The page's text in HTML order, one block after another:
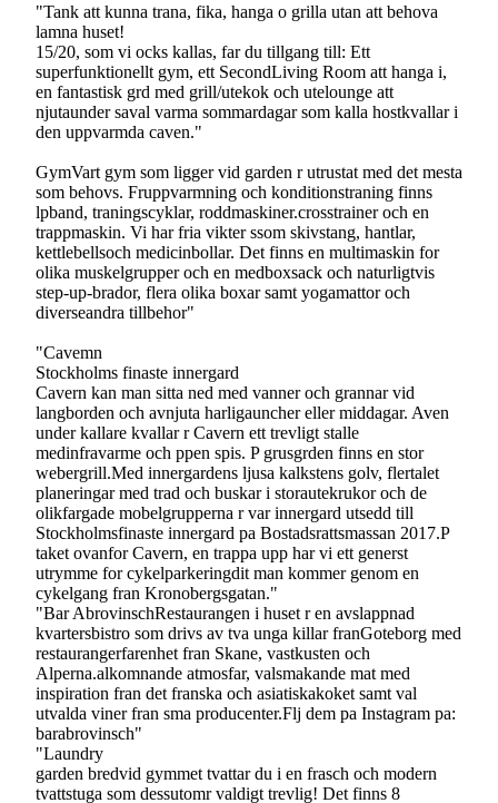
"Tank att kunna trana, fika, hanga o grilla utan att behova
lamna huset!
15/20, som vi ocks kallas, far du tillgang till: Ett
superfunktionellt gym, ett SecondLiving Room att hanga i,
en fantastisk grd med grill/utekok och utelounge att
njutaunder saval varma sommardagar som kalla hostkvallar i
den uppvarmda caven."
GymVart gym som ligger vid garden r utrustat med det mesta
som behovs. Fruppvarmning och konditionstraning finns
lpband, traningscyklar, roddmaskiner.crosstrainer och en
trappmaskin. Vi har fria vikter ssom skivstang, hantlar,
kettlebellsoch medicinbollar. Det finns en multimaskin for
olika muskelgrupper och en medboxsack och naturligtvis
step-up-brador, flera olika boxar samt yogamattor och
diverseandra tillbehor"
"Cavemn
Stockholms finaste innergard
Cavern kan man sitta ned med vanner och grannar vid
langborden och avnjuta harligauncher eller middagar. Aven
under kallare kvallar r Cavern ett trevligt stalle
medinfravarme och ppen spis. P grusgrden finns en stor
webergrill.Med innergardens ljusa kalkstens golv, flertalet
planeringar med trad och buskar i storautekrukor och de
olikfargade mobelgrupperna r var innergard utsedd till
Stockholmsfinaste innergard pa Bostadsrattsmassan 2017.P
taket ovanfor Cavern, en trappa upp har vi ett generst
utrymme for cykelparkeringdit man kommer genom en
cykelgang fran Kronobergsgatan."
"Bar AbrovinschRestaurangen i huset r en avslappnad
kvartersbistro som drivs av tva unga killar franGoteborg med
restaurangerfarenhet fran Skane, vastkusten och
Alperna.alkomnande atmosfar, valsmakande mat med
inspiration fran det franska och asiatiskakoket samt val
utvalda viner fran sma producenter.Flj dem pa Instagram pa:
barabrovinsch"
"Laundry
garden bredvid gymmet tvattar du i en frasch och modern
tvattstuga som dessutomr valdigt trevlig! Det finns 8